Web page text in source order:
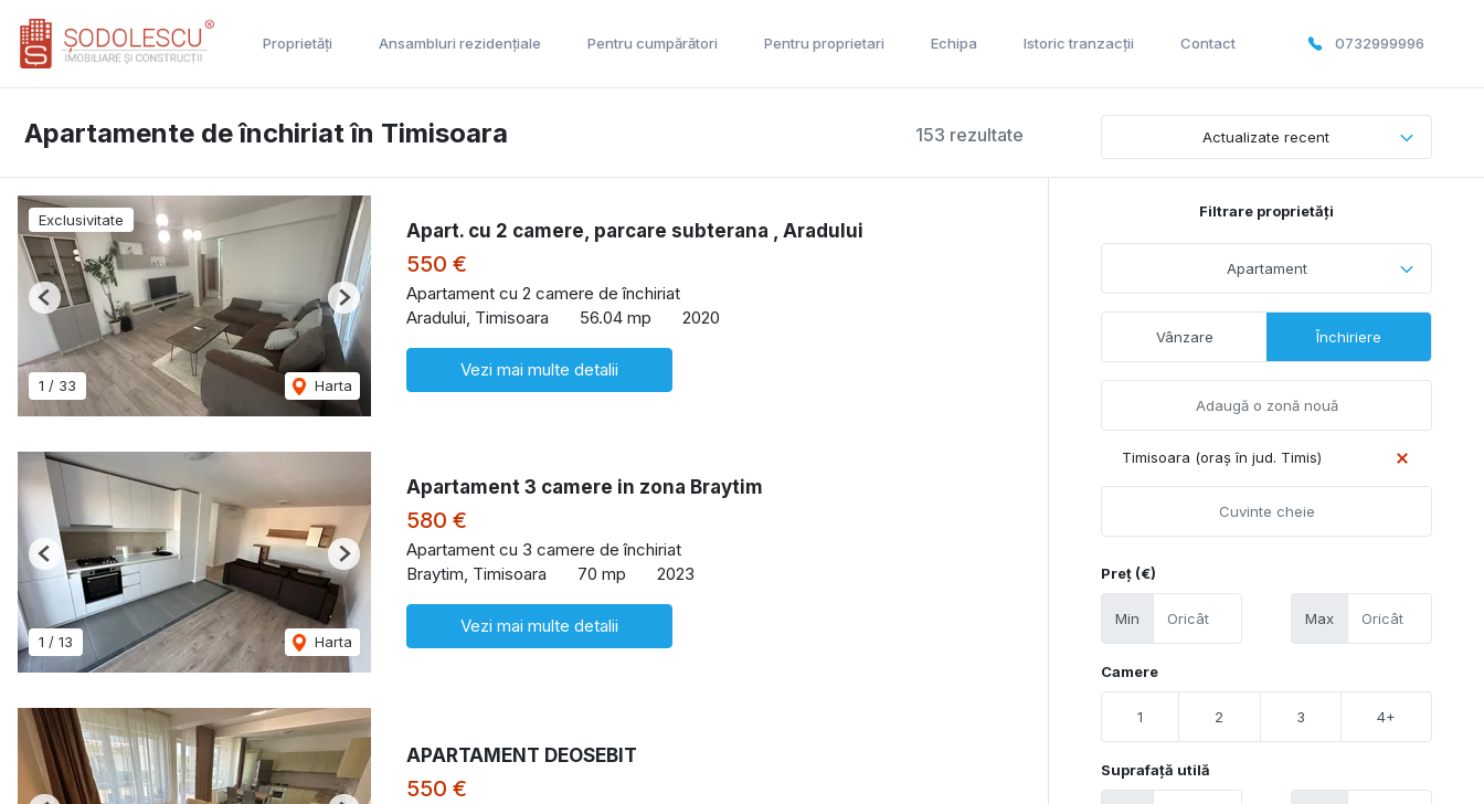
Proprietăți Ansambluri rezidențiale Pentru cumpărători Pentru proprietari Echipa Istoric tranzacții Contact 0732999996
153 rezultate
Apartamente de închiriat în Timisoara Actualizate recent
Exclusivitate
1 / 33 Harta
Previous Next
Apart. cu 2 camere, parcare subterana , Aradului
550 €
Apartament cu 2 camere de închiriat
Aradului, Timisoara
56.04 mp 2020
Vezi mai multe detalii
1 / 13 Harta
Previous Next
Apartament 3 camere in zona Braytim
580 €
Apartament cu 3 camere de închiriat
Braytim, Timisoara
70 mp 2023
Vezi mai multe detalii
APARTAMENT DEOSEBIT
550 €
Filtrare proprietăți
Apartament
Vânzare Închiriere
Timisoara (oraș în jud. Timis)
Preț (€)
Min Max
Camere
1 2 3 4+
Suprafață utilă